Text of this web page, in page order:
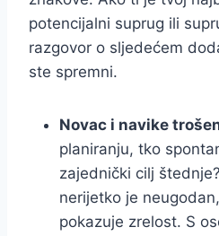
potencijalni suprug ili
razgovor o sljedećem
ste spremni.
Novac i navike
planiranju, tko
zajednički cilj
nerijetko je
pokazuje zrelost. S